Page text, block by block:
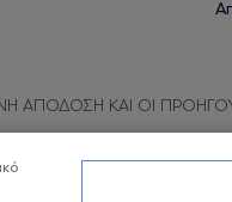
ΑΠΟΔΟΣΗ ΚΑΙ ΟΙ